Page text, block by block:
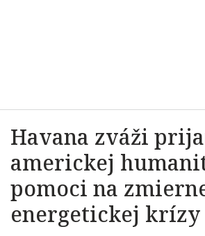
Havana zváži
americkej
pomoci na
energetickej krízy